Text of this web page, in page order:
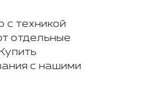
с техникой
отдельные
с нашими